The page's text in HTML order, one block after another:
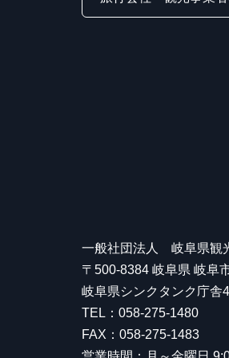
一般社団法人 岐阜県観
〒500-8384 岐阜県 岐阜
岐阜県シンクタンク庁舎
TEL：058-275-1480
FAX：058-275-1483